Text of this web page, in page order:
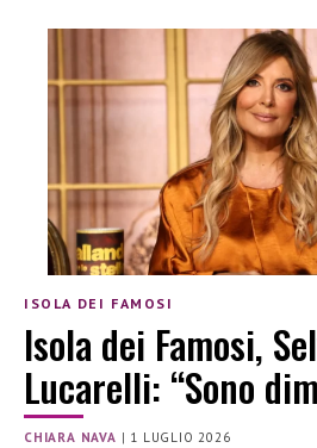
ISOLA DEI FAMOSI
Isola dei Famosi,
Lucarelli: “Sono
CHIARA NAVA | 1 LUGLIO 2026